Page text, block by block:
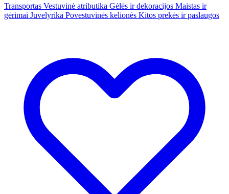
Transportas Vestuvinė atributika Gėlės ir dekoracijos Maistas ir
gėrimai Juvelyrika Povestuvinės kelionės Kitos prekės ir paslaugos